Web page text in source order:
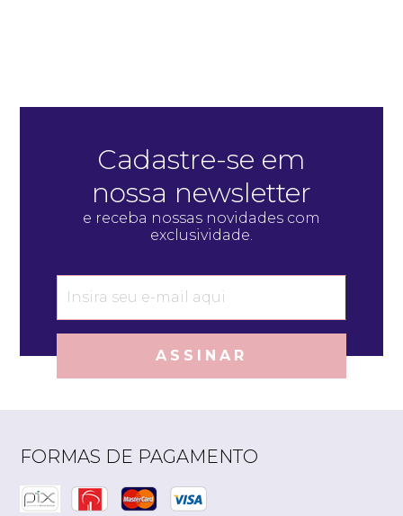
Cadastre-se em
nossa newsletter
e receba nossas novidades com
exclusividade.
ASSINAR
FORMAS DE PAGAMENTO